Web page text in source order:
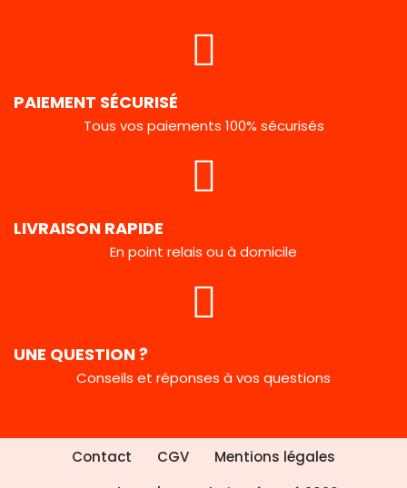
PAIEMENT SÉCURISÉ
Tous vos paiements 100% sécurisés
LIVRAISON RAPIDE
En point relais ou à domicile
UNE QUESTION ?
Conseils et réponses à vos questions
Contact CGV
Mentions légales